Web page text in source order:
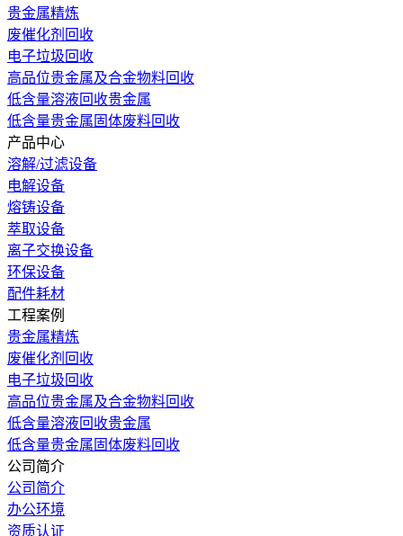
贵金属精炼
废催化剂回收
电子垃圾回收
高品位贵金属及合金物料回收
低含量溶液回收贵金属
低含量贵金属固体废料回收
产品中心
溶解/过滤设备
电解设备
熔铸设备
萃取设备
离子交换设备
环保设备
配件耗材
工程案例
贵金属精炼
废催化剂回收
电子垃圾回收
高品位贵金属及合金物料回收
低含量溶液回收贵金属
低含量贵金属固体废料回收
公司简介
公司简介
办公环境
资质认证